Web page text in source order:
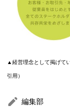
▲経営理念として掲げて
引用）
編集部